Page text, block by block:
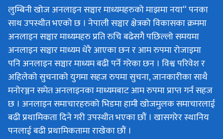
लुम्बिनी खोज अनलाइन सञ्चार माध्यमहरुको माझमा नया“ पनका
साथ उपस्थीत भएको छ । नेपाली सञ्चार क्षेत्रको विकासका क्रममा
अनलाइन सञ्चार माध्यमहरु प्रति रुचि बढेसगै पछिल्लो समयमा
अनलाइन सञ्चार माध्यम धेरै आएका छन र आम रुपमा रोजाइमा
पनि अनलाइन सञ्चार माध्यम बढी पर्ने गरेका छन । विश्व परिवेश र
अहिलेको सुचनाको युगमा सहज रुपमा सुचना, जानकारीका साथै
मनोरञ्जन समेत अनलाइनका माध्यमबाट आम रुपमा प्राप्त गर्न सहज
छ । अनलाइन समाचारहरुको भिडमा हामी खोजमुलक समाचारलाई
बढी प्रथामिकता दिने गरी उपस्थीत भएका छौं । खासगरेर स्थानिय
पनलाई बढी प्रथामिकतामा राखेका छौं ।